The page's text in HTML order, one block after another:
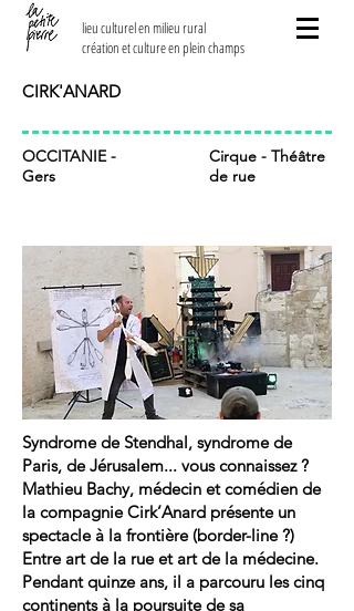
lieu culturel en milieu rural
création et culture en plein champs
CIRK'ANARD
OCCITANIE -
Gers
Cirque - Théâtre
de rue
Syndrome de Stendhal, syndrome de
Paris, de Jérusalem... vous connaissez ?
Mathieu Bachy, médecin et comédien de
la compagnie Cirk’Anard présente un
spectacle à la frontière (border-line ?)
Entre art de la rue et art de la médecine.
Pendant quinze ans, il a parcouru les cinq
continents à la poursuite de sa